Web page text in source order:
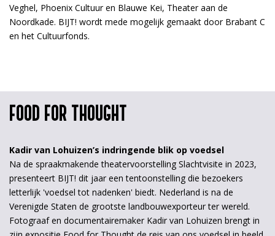
Veghel, Phoenix Cultuur en Blauwe Kei, Theater aan de
Noordkade. BIJT! wordt mede mogelijk gemaakt door Brabant C
en het Cultuurfonds.
FOOD FOR THOUGHT
Kadir van Lohuizen’s indringende blik op voedsel
Na de spraakmakende theatervoorstelling Slachtvisite in 2023,
presenteert BIJT! dit jaar een tentoonstelling die bezoekers
letterlijk 'voedsel tot nadenken' biedt. Nederland is na de
Verenigde Staten de grootste landbouwexporteur ter wereld.
Fotograaf en documentairemaker Kadir van Lohuizen brengt in